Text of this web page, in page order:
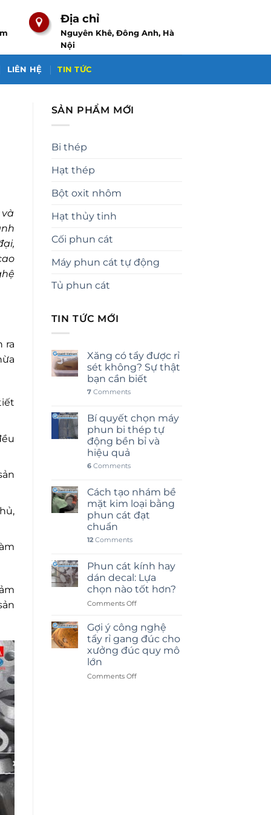
Địa chỉ
Nguyên Khê, Đông Anh, Hà
Nội
LIÊN HỆ TIN TỨC
ra
SẢN PHẨM MỚI
Bi thép
Hạt thép
Bột oxit nhôm
Hạt thủy tinh
Cối phun cát
Máy phun cát tự động
Tủ phun cát
TIN TỨC MỚI
Xăng có tẩy được rỉ
sét không? Sự thật
bạn cần biết
7Comments
Bí quyết chọn máy
phun bi thép tự
động bền bỉ và
hiệu quả
6Comments
Cách tạo nhám bề
mặt kim loại bằng
phun cát đạt
chuẩn
12Comments
Phun cát kính hay
dán decal: Lựa
chọn nào tốt hơn?
Comments Offon
cát
kính
hay
dán
Lựa
Gợi ý công nghệ
tẩy rỉ gang đúc cho
xưởng đúc quy mô
lớn
Comments Offon